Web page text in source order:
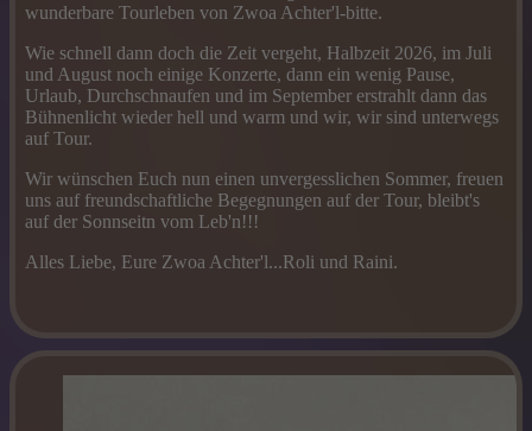
wunderbare Tourleben von Zwoa Achter'l-bitte.
Wie schnell dann doch die Zeit vergeht, Halbzeit 2026, im Juli
und August noch einige Konzerte, dann ein wenig Pause,
Urlaub, Durchschnaufen und im September erstrahlt dann das
Bühnenlicht wieder hell und warm und wir, wir sind unterwegs
auf Tour.
Wir wünschen Euch nun einen unvergesslichen Sommer, freuen
uns auf freundschaftliche Begegnungen auf der Tour, bleibt's
auf der Sonnseitn vom Leb'n!!!
Alles Liebe, Eure Zwoa Achter'l...Roli und Raini.